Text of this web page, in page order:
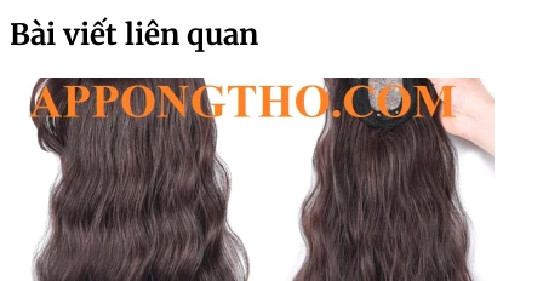
Bài viết liên quan